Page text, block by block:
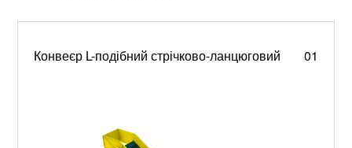
Конвеєр L-подібний стрічково-ланцюговий 01